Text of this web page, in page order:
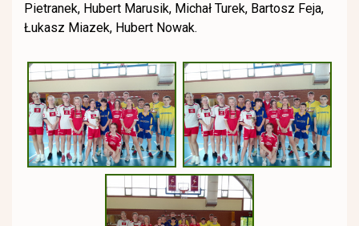
Pietranek, Hubert Marusik, Michał Turek, Bartosz Feja,
Łukasz Miazek, Hubert Nowak.